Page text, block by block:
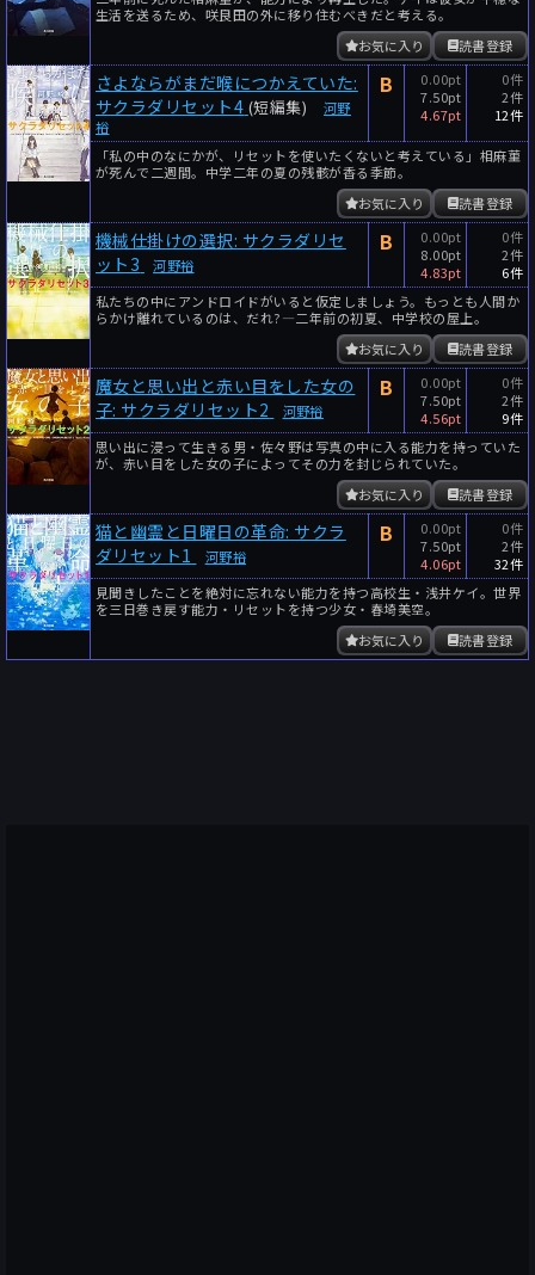
生活を送るため、咲良田の外に移り住むべきだと考える。
読書登録
お気に入り
さよならがまだ喉につかえていた:
サクラダリセット4 (短編集)
河野
裕
B
0.00pt
7.50pt
4.67pt
0件
2件
12件
「私の中のなにかが、リセットを使いたくないと考えている」相麻菫
が死んで二週間。中学二年の夏の残骸が香る季節。
読書登録
お気に入り
機械仕掛けの選択: サクラダリセ
ット3
河野裕
B
0.00pt
8.00pt
4.83pt
0件
2件
6件
私たちの中にアンドロイドがいると仮定しましょう。もっとも人間か
らかけ離れているのは、だれ?―二年前の初夏、中学校の屋上。
読書登録
お気に入り
魔女と思い出と赤い目をした女の
子: サクラダリセット2
河野裕
B
0.00pt
7.50pt
4.56pt
0件
2件
9件
思い出に浸って生きる男・佐々野は写真の中に入る能力を持っていた
が、赤い目をした女の子によってその力を封じられていた。
読書登録
お気に入り
猫と幽霊と日曜日の革命: サクラ
ダリセット1
河野裕
B
0.00pt
7.50pt
4.06pt
0件
2件
32件
見聞きしたことを絶対に忘れない能力を持つ高校生・浅井ケイ。世界
を三日巻き戻す能力・リセットを持つ少女・春埼美空。
読書登録
お気に入り